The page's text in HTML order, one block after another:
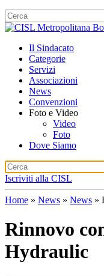
Il Sindacato
Categorie
Servizi
Associazioni
News
Convenzioni
Foto e Video
Video
Foto
Dove Siamo
Iscriviti alla CISL
Home » News » News »
Rinnovo
Hydraulic